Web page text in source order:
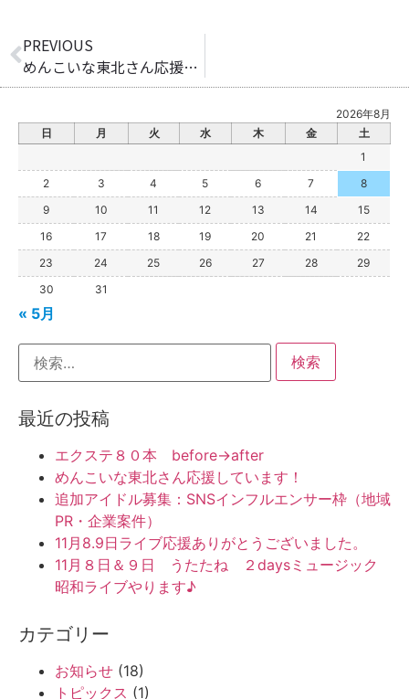
PREVIOUS
めんこいな東北さん応援しています！
2026年8月
日
月 火 水 木 金
土
1
2
3 4 5 6 7
8
9
10 11 12 13 14
15
16
17 18 19 20 21
22
23
24 25 26 27 28
29
30
31
« 5月
最近の投稿
エクステ８０本 before→after
めんこいな東北さん応援しています！
追加アイドル募集：SNSインフルエンサー枠（地域
PR・企業案件）
11月8.9日ライブ応援ありがとうございました。
11月８日＆９日 うたたね ２daysミュージック
昭和ライブやります♪
カテゴリー
お知らせ (18)
トピックス (1)